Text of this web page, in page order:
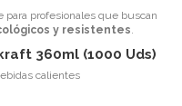
para profesionales que buscan
y resistentes.
360ml (1000 Uds)
calientes